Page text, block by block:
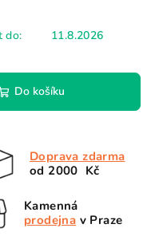
do:
11.8.2026
Do košíku
Doprava zdarma
od 2000 Kč
Kamenná
prodejna v Praze